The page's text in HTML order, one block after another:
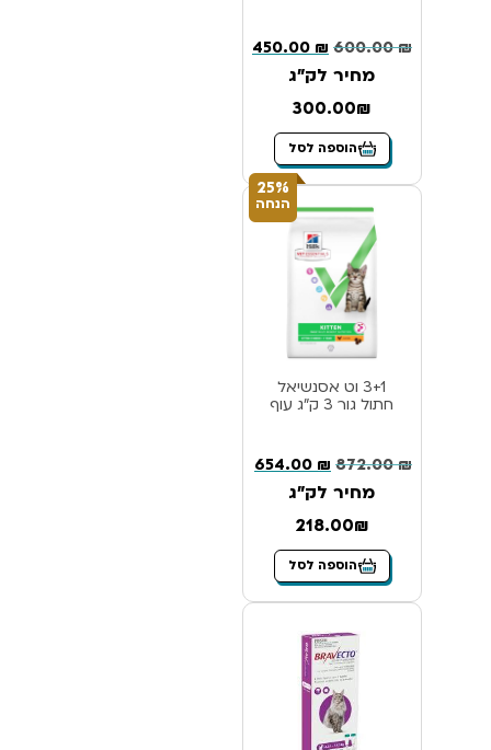
600.00₪
450.00 ₪
מחיר לק"ג
300.00₪
הוספה לסל
25%
הנחה
3+1 וט אסנשיאל
חתול גור 3 ק”ג עוף
872.00₪
654.00 ₪
מחיר לק"ג
218.00₪
הוספה לסל